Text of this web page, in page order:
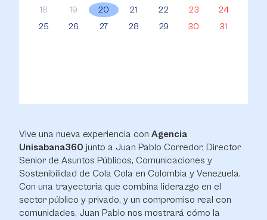
Vive una nueva experiencia con Agencia
Unisabana360 junto a Juan Pablo Corredor, Director
Senior de Asuntos Públicos, Comunicaciones y
Sostenibilidad de Cola Cola en Colombia y Venezuela.
Con una trayectoria que combina liderazgo en el
sector público y privado, y un compromiso real con
comunidades, Juan Pablo nos mostrará cómo la
18
19 20 21 22 23
24
25
26 27 28 29 30 31